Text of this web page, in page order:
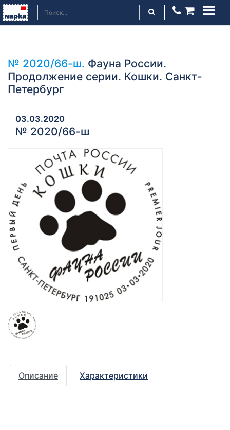
№ 2020/66-ш. Фауна России.
Продолжение серии. Кошки. Санкт-
Петербург
03.03.2020
№ 2020/66-ш
Описание Характеристики